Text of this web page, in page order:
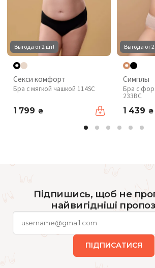
Выгода от 2 шт!
Секси комфорт
Бра с мягкой чашкой 114SC
1 799 ₴
Выгода от
Симплы
Бра с
233BC
1 439 ₴
Підпишись, щоб не
найвигідніші
ПІДПИСАТИСЯ